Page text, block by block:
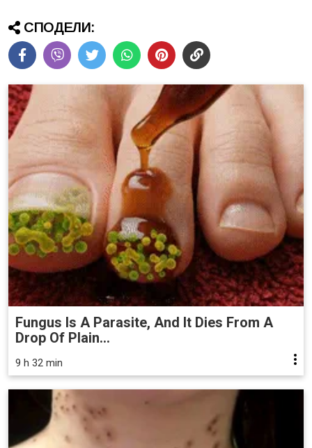
СПОДЕЛИ:
Fungus Is A Parasite, And It Dies From A
Drop Of Plain...
9 h 32 min